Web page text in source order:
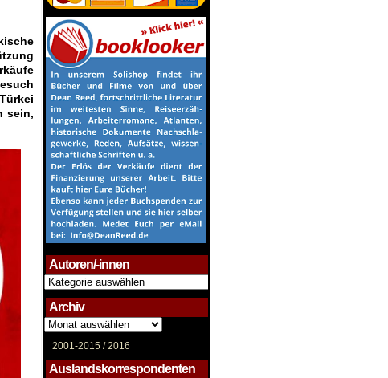
sein,
Autoren/-innen
Autoren/-
innen
Archiv
Archiv
2001-2015 /2016
Auslandskorrespondenten